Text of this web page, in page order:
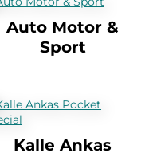
Auto Motor &
Sport
Kalle Ankas